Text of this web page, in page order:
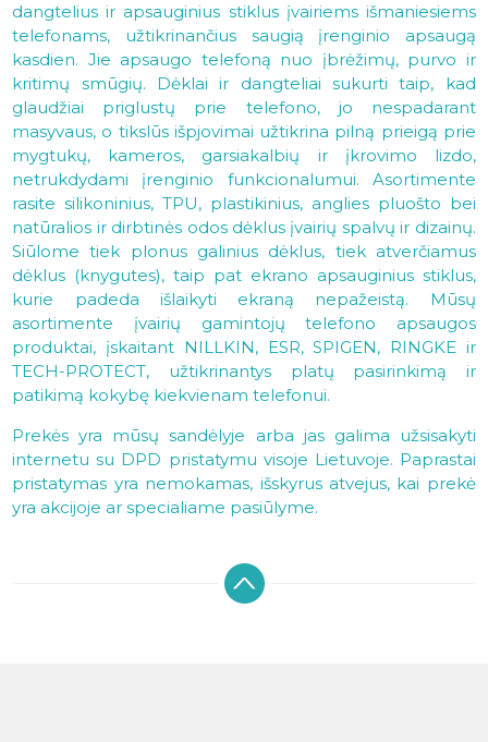
dangtelius ir apsauginius stiklus įvairiems išmaniesiems
telefonams, užtikrinančius saugią įrenginio apsaugą
kasdien. Jie apsaugo telefoną nuo įbrėžimų, purvo ir
kritimų smūgių. Dėklai ir dangteliai sukurti taip, kad
glaudžiai priglustų prie telefono, jo nespadarant
masyvaus, o tikslūs išpjovimai užtikrina pilną prieigą prie
mygtukų, kameros, garsiakalbių ir įkrovimo lizdo,
netrukdydami įrenginio funkcionalumui. Asortimente
rasite silikoninius, TPU, plastikinius, anglies pluošto bei
natūralios ir dirbtinės odos dėklus įvairių spalvų ir dizainų.
Siūlome tiek plonus galinius dėklus, tiek atverčiamus
dėklus (knygutes), taip pat ekrano apsauginius stiklus,
kurie padeda išlaikyti ekraną nepažeistą. Mūsų
asortimente įvairių gamintojų telefono apsaugos
produktai, įskaitant NILLKIN, ESR, SPIGEN, RINGKE ir
TECH-PROTECT, užtikrinantys platų pasirinkimą ir
patikimą kokybę kiekvienam telefonui.
Prekės yra mūsų sandėlyje arba jas galima užsisakyti
internetu su DPD pristatymu visoje Lietuvoje. Paprastai
pristatymas yra nemokamas, išskyrus atvejus, kai prekė
yra akcijoje ar specialiame pasiūlyme.